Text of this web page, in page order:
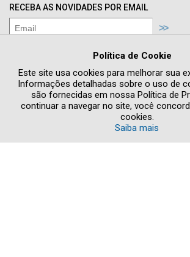
RECEBA AS NOVIDADES POR EMAIL
Quero receber novidades e promoções
Política de Cookie
Este site usa cookies para melhorar sua
Informações detalhadas sobre o uso de
são fornecidas em nossa Política de
continuar a navegar no site, você
cookies.
Saiba mais